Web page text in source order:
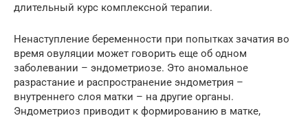
длительный курс комплексной терапии.
Ненаступление беременности при попытках зачатия во
время овуляции может говорить еще об одном
заболевании – эндометриозе. Это аномальное
разрастание и распространение эндометрия –
внутреннего слоя матки – на другие органы.
Эндометриоз приводит к формированию в матке,